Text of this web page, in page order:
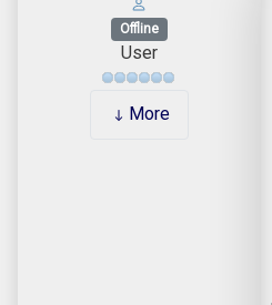
Offline
User
More